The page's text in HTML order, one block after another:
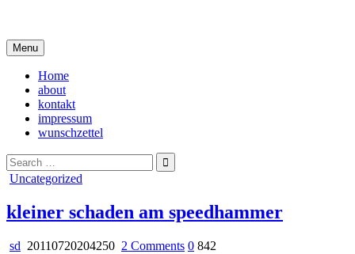
content
Menu
Home
about
kontakt
impressum
wunschzettel
Search
for:
Posted
Uncategorized
kleiner schaden am speedhammer
sd 20110720204250 2 Commentson
0 842